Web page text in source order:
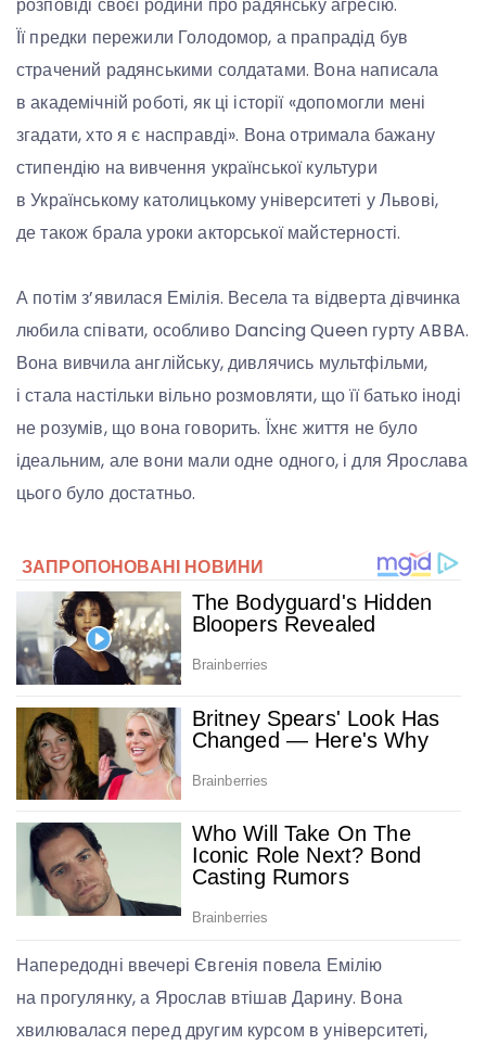
Її предки пережили Голодомор, а прапрадід був
страчений радянськими солдатами. Вона написала
в академічній роботі, як ці історії «допомогли мені
згадати, хто я є насправді». Вона отримала бажану
стипендію на вивчення української культури
в Українському католицькому університеті у Львові,
де також брала уроки акторської майстерності.
А потім з’явилася Емілія. Весела та відверта дівчинка
любила співати, особливо Dancing Queen гурту ABBA.
Вона вивчила англійську, дивлячись мультфільми,
і стала настільки вільно розмовляти, що її батько іноді
не розумів, що вона говорить. Їхнє життя не було
ідеальним, але вони мали одне одного, і для Ярослава
цього було достатньо.
Напередодні ввечері Євгенія повела Емілію
на прогулянку, а Ярослав втішав Дарину. Вона
хвилювалася перед другим курсом в університеті,